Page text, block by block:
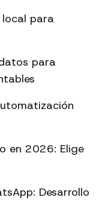
para
para
en 2026: Elige
Desarrollo